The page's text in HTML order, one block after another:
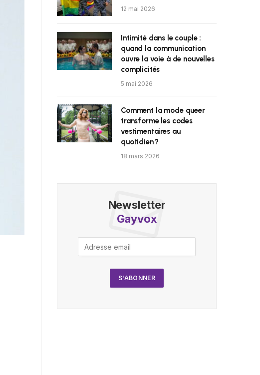
12 mai 2026
Intimité dans le couple :
quand la communication
ouvre la voie à de nouvelles
complicités
5 mai 2026
Comment la mode queer
transforme les codes
vestimentaires au
quotidien ?
18 mars 2026
Newsletter
Gayvox